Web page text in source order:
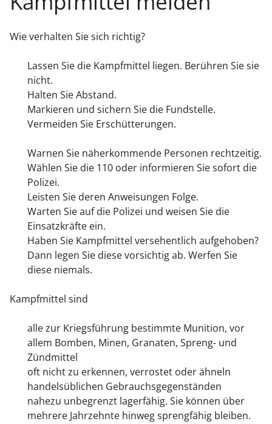
Wie verhalten Sie sich richtig?
Lassen Sie die Kampfmittel liegen. Berühren Sie sie
nicht.
Halten Sie Abstand.
Markieren und sichern Sie die Fundstelle.
Vermeiden Sie Erschütterungen.
Warnen Sie näherkommende Personen rechtzeitig.
Wählen Sie die 110 oder informieren Sie sofort die
Polizei.
Leisten Sie deren Anweisungen Folge.
Warten Sie auf die Polizei und weisen Sie die
Einsatzkräfte ein.
Haben Sie Kampfmittel versehentlich aufgehoben?
Dann legen Sie diese vorsichtig ab. Werfen Sie
diese niemals.
Kampfmittel sind
alle zur Kriegsführung bestimmte Munition, vor
allem Bomben, Minen, Granaten, Spreng- und
Zündmittel
oft nicht zu erkennen, verrostet oder ähneln
handelsüblichen Gebrauchsgegenständen
nahezu unbegrenzt lagerfähig. Sie können über
mehrere Jahrzehnte hinweg sprengfähig bleiben.